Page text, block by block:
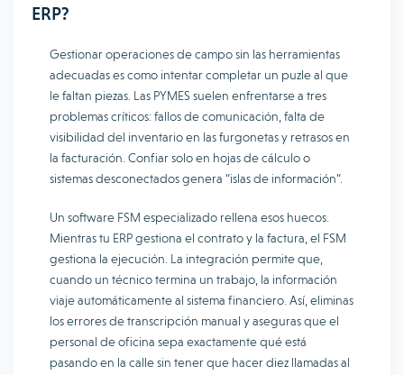
ERP?
Gestionar operaciones de campo sin las herramientas
adecuadas es como intentar completar un puzle al que
le faltan piezas. Las PYMES suelen enfrentarse a tres
problemas críticos: fallos de comunicación, falta de
visibilidad del inventario en las furgonetas y retrasos en
la facturación. Confiar solo en hojas de cálculo o
sistemas desconectados genera “islas de información”.
Un software FSM especializado rellena esos huecos.
Mientras tu ERP gestiona el contrato y la factura, el FSM
gestiona la ejecución. La integración permite que,
cuando un técnico termina un trabajo, la información
viaje automáticamente al sistema financiero. Así, eliminas
los errores de transcripción manual y aseguras que el
personal de oficina sepa exactamente qué está
pasando en la calle sin tener que hacer diez llamadas al